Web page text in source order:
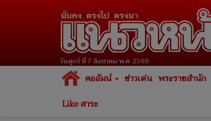
วันศุกร์ ที่ 7 สิงหาคม พ.ศ. 2569
คอลัมน์ ข่าวเด่น พระราชสำนัก
Like สาระ